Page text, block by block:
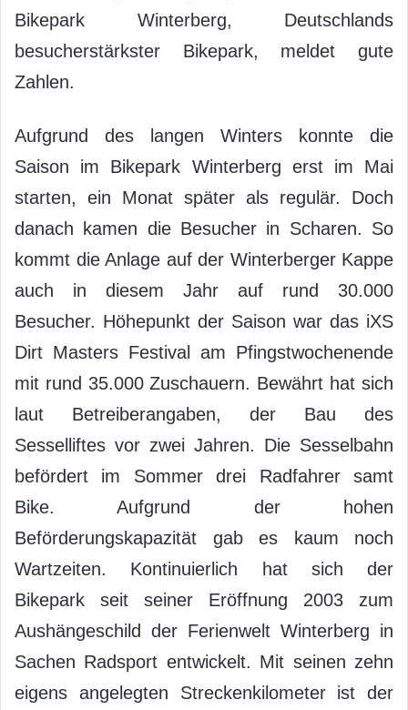
Bikepark Winterberg, Deutschlands
besucherstärkster Bikepark, meldet gute
Zahlen.
Aufgrund des langen Winters konnte die
Saison im Bikepark Winterberg erst im Mai
starten, ein Monat später als regulär. Doch
danach kamen die Besucher in Scharen. So
kommt die Anlage auf der Winterberger Kappe
auch in diesem Jahr auf rund 30.000
Besucher. Höhepunkt der Saison war das iXS
Dirt Masters Festival am Pfingstwochenende
mit rund 35.000 Zuschauern. Bewährt hat sich
laut Betreiberangaben, der Bau des
Sesselliftes vor zwei Jahren. Die Sesselbahn
befördert im Sommer drei Radfahrer samt
Bike. Aufgrund der hohen
Beförderungskapazität gab es kaum noch
Wartzeiten. Kontinuierlich hat sich der
Bikepark seit seiner Eröffnung 2003 zum
Aushängeschild der Ferienwelt Winterberg in
Sachen Radsport entwickelt. Mit seinen zehn
eigens angelegten Streckenkilometer ist der